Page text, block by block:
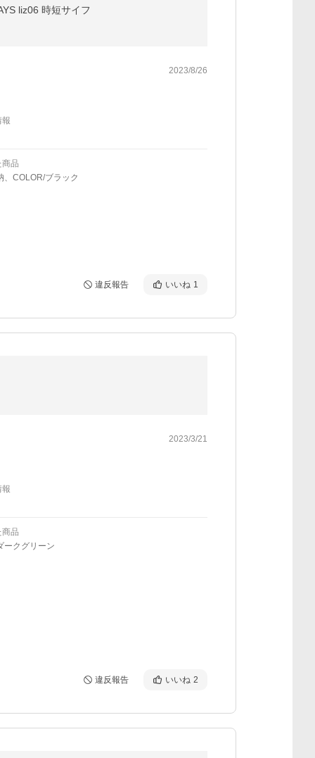
liz06 時短サイフ
2023/8/26
報
品
、COLOR/ブラック
違反報告 いいね 1
2023/3/21
報
品
ークグリーン
違反報告 いいね 2